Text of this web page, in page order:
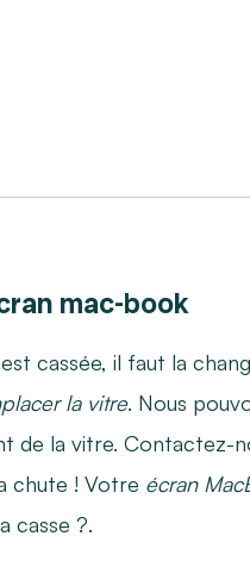
mac-book
cassée, il faut la
la vitre. Nous
de la vitre. Contactez-
chute ! Votre écran
casse ?.